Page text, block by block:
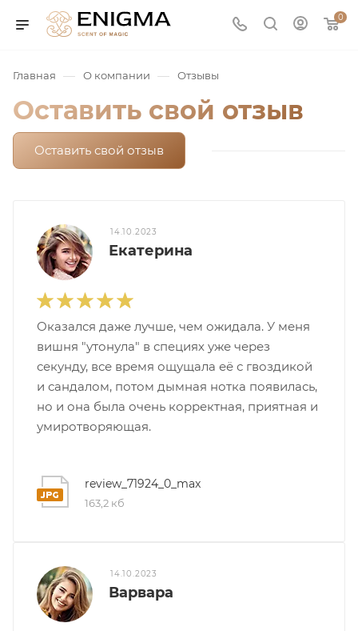
0
/ Нишевая
сертификат
Главная — О компании — Отзывы
Оставить свой отзыв
Оставить свой отзыв
14.10.2023
Екатерина
Оказался даже лучше, чем ожидала. У меня
вишня "утонула" в специях уже через
секунду, все время ощущала её с гвоздикой
и сандалом, потом дымная нотка появилась,
но и она была очень корректная, приятная и
умиротворяющая.
review_71924_0_max
163,2 кб
14.10.2023
Варвара